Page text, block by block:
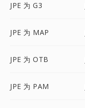
JPE 为 G3
JPE 为 MAP
JPE 为 OTB
JPE 为 PAM